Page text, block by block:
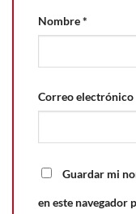
Nombre*
Correo electrónico
Guardar mi
en este navegador